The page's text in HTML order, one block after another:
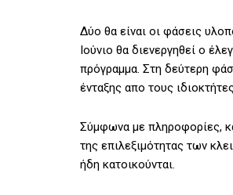
Δύο θα είναι οι φάσεις
Ιούνιο θα διενεργηθεί ο
πρόγραμμα. Στη δεύτερη
ένταξης απο τους
Σύμφωνα με πληροφορίες,
της επιλεξιμότητας των
ήδη κατοικούνται.